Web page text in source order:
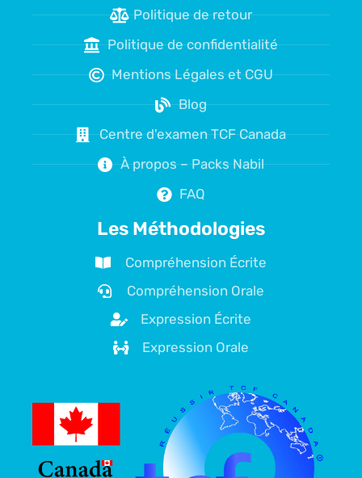
Politique de retour
Politique de confidentialité
Mentions Légales et CGU
Blog
Centre d'examen TCF Canada
À propos – Packs Nabil
FAQ
Les Méthodologies
Compréhension Écrite
Compréhension Orale
Expression Écrite
Expression Orale